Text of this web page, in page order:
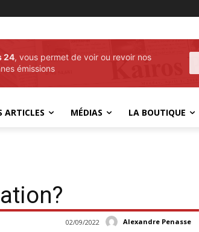
24, vous permet de voir ou revoir nos
émissions
ARTICLES MÉDIAS LA BOUTIQUE
Alexandre Penasse
02/09/2022